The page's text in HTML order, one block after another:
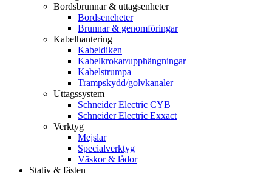
Bordsbrunnar & uttagsenheter
Bordseneheter
Brunnar & genomföringar
Kabelhantering
Kabeldiken
Kabelkrokar/upphängningar
Kabelstrumpa
Trampskydd/golvkanaler
Uttagssystem
Schneider Electric CYB
Schneider Electric Exxact
Verktyg
Mejslar
Specialverktyg
Väskor & lådor
Stativ & fästen